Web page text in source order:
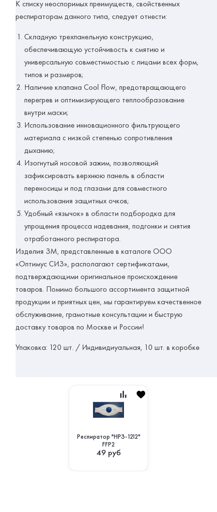
К списку неоспоримых преимуществ, свойственных
респираторам данного типа, следует отнести:
Складную трехпанельную конструкцию,
обеспечивающую устойчивость к смятию и
универсальную совместимостью с лицами всех форм,
типов и размеров;
Наличие клапана Cool Flow, предотвращающего
перегрев и оптимизирующего теплообразование
внутри маски;
Использование инновационного фильтрующего
материала с низкой степенью сопротивления
дыханию;
Изогнутый носовой зажим, позволяющий
зафиксировать верхнюю панель в области
переносицы и под глазами для совместного
использования защитных очков;
Удобный «язычок» в области подбородка для
упрощения процесса надевания, подгонки и снятия
отработанного респиратора.
Изделия ЗМ, представленные в каталоге ООО
«Оптимус СИЗ», располагают сертификатами,
подтверждающими оригинальное происхождение
товаров. Помимо большого ассортимента защитной
продукции и приятных цен, мы гарантируем качественное
обслуживание, грамотные консультации и быструю
доставку товаров по Москве и России!
Упаковка: 120 шт. / Индивидиуальная, 10 шт. в коробке
Респиратор "НРЗ-1212"
FFP2
49 руб